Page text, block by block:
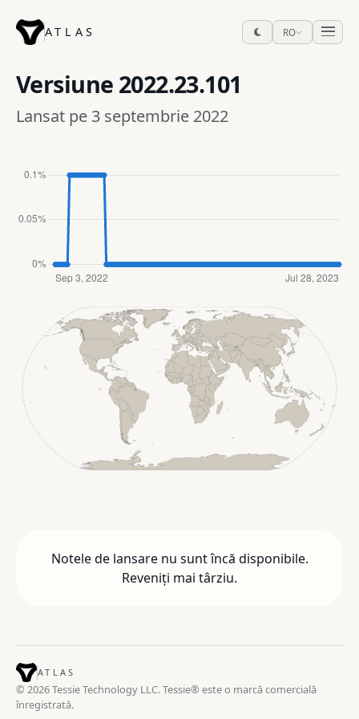
ATLAS RO
Versiune 2022.23.101
Lansat pe 3 septembrie 2022
Notele de lansare nu sunt încă disponibile.
Reveniți mai târziu.
ATLAS
© 2026 Tessie Technology LLC. Tessie® este o marcă comercială
înregistrată.